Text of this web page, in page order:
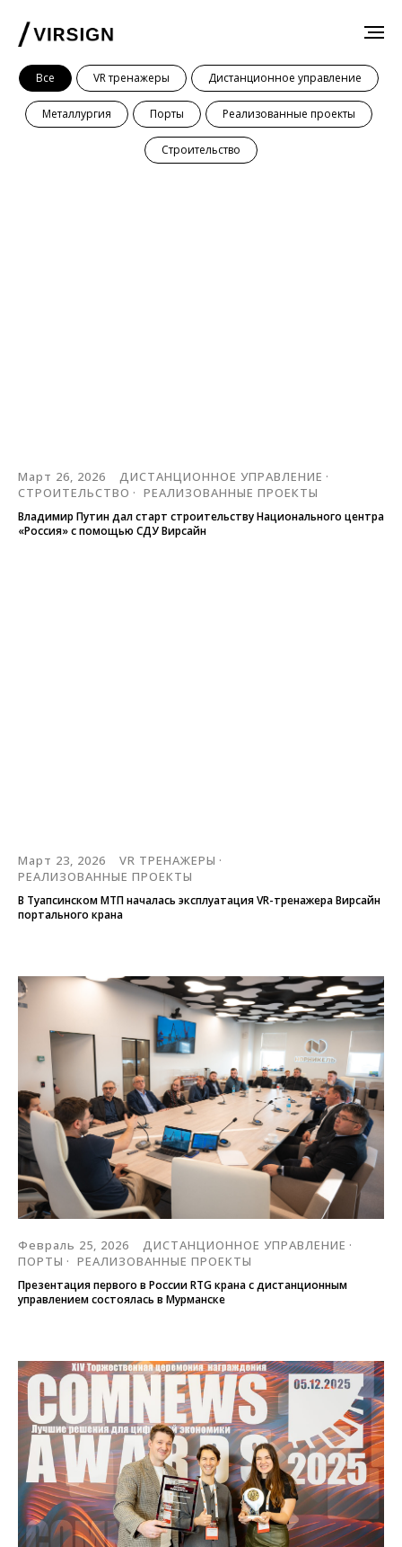
Все VR тренажеры Дистанционное управление
Металлургия Порты Реализованные проекты
Строительство
Март 26, 2026
ДИСТАНЦИОННОЕ УПРАВЛЕНИЕ
СТРОИТЕЛЬСТВО
РЕАЛИЗОВАННЫЕ ПРОЕКТЫ
Владимир Путин дал старт строительству Национального центра
«Россия» с помощью СДУ Вирсайн
Март 23, 2026
VR ТРЕНАЖЕРЫ
РЕАЛИЗОВАННЫЕ ПРОЕКТЫ
В Туапсинском МТП началась эксплуатация VR-тренажера Вирсайн
портального крана
Февраль 25, 2026
ДИСТАНЦИОННОЕ УПРАВЛЕНИЕ
ПОРТЫ
РЕАЛИЗОВАННЫЕ ПРОЕКТЫ
Презентация первого в России RTG крана с дистанционным
управлением состоялась в Мурманске